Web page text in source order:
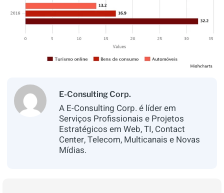
E-Consulting Corp.
A E-Consulting Corp. é líder em
Serviços Profissionais e Projetos
Estratégicos em Web, TI, Contact
Center, Telecom, Multicanais e Novas
Mídias.